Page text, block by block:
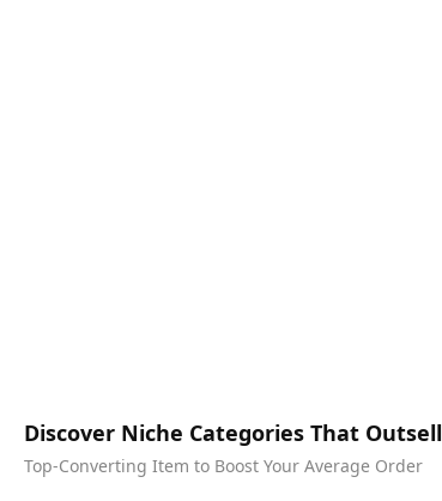
Discover Niche Categories That Outsell
Top-Converting Item to Boost Your Average Order